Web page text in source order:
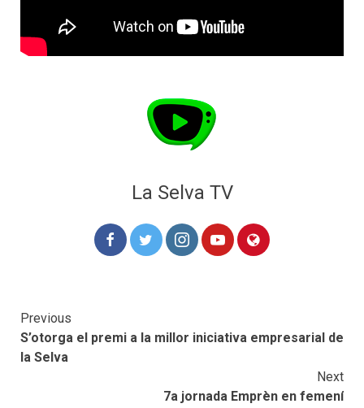
La Selva TV
Continue
Reading
Previous
S’otorga el premi a la millor iniciativa empresarial de
la Selva
Next
7a jornada Emprèn en femení